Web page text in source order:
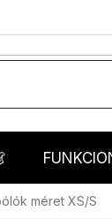
méret XS/S